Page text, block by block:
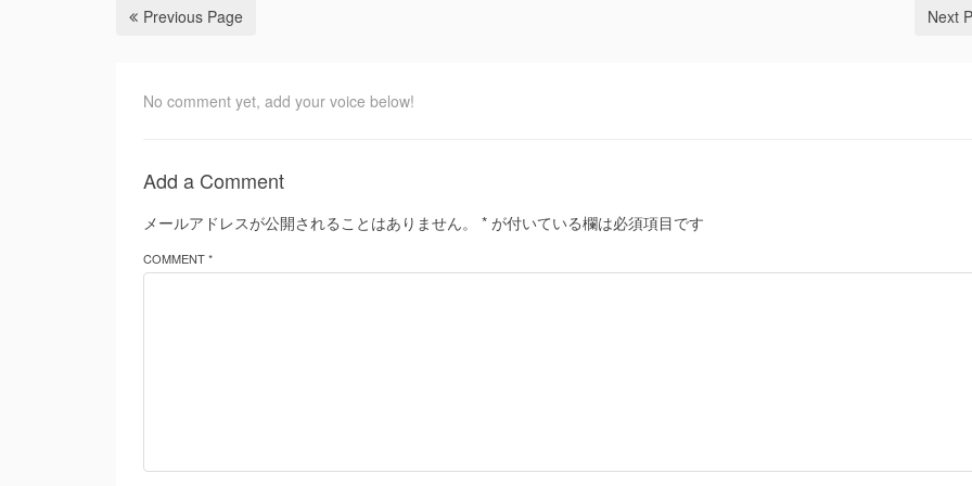
Previous Page Next
No comment yet, add your voice below!
Add a Comment
メールアドレスが公開されることはありません。 * が付いている欄は必須項目です
COMMENT *